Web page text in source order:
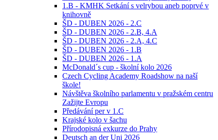
1.B - KMHK Setkání s velrybou aneb poprvé v
knihovně
ŠD - DUBEN 2026 - 2.C
ŠD - DUBEN 2026 - 2.B, 4.A
ŠD - DUBEN 2026 - 2.A, 4.C
ŠD - DUBEN 2026 - 1.B
ŠD - DUBEN 2026 - 1.A
McDonald´s cup - školní kolo 2026
Czech Cycling Academy Roadshow na naší
škole!
Návštěva školního parlamentu v pražském centru
Zažijte Evropu
Předávání per v 1.C
Krajské kolo v šachu
Přírodopisná exkurze do Prahy
Deutsch an der Uni 2026